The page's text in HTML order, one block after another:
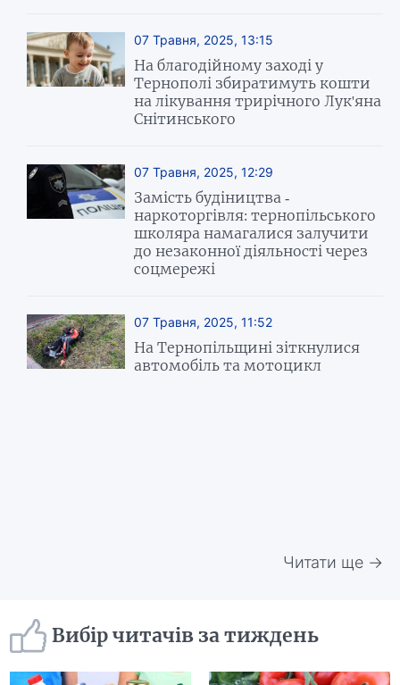
07 Травня, 2025, 13:15
На благодійному заході у
Тернополі збиратимуть кошти
на лікування трирічного Лук'яна
Снітинського
07 Травня, 2025, 12:29
Замість будіництва -
наркоторгівля: тернопільського
школяра намагалися залучити
до незаконної діяльності через
соцмережі
07 Травня, 2025, 11:52
На Тернопільщині зіткнулися
автомобіль та мотоцикл
Читати ще →
Вибір читачів за тиждень